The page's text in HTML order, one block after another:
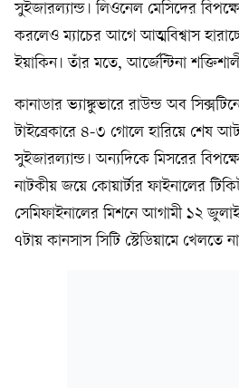
সুইজারল্যান্ড। লিওনেল মেসিদের
করলেও ম্যাচের আগে আত্মবিশ্বাস
ইয়াকিন। তাঁর মতে, আর্জেন্টিনা
কানাডার ভ্যাঙ্কুভারে রাউন্ড অব
টাইব্রেকারে ৪-৩ গোলে হারিয়ে শেষ
সুইজারল্যান্ড। অন্যদিকে মিসরের
নাটকীয় জয়ে কোয়ার্টার ফাইনালের
সেমিফাইনালের মিশনে আগামী ১২
৭টায় কানসাস সিটি স্টেডিয়ামে খেলতে